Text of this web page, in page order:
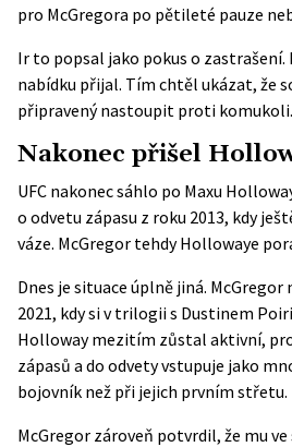
pro McGregora po pětileté pauze
Ir to popsal jako pokus o zastrašení.
nabídku přijal. Tím chtěl ukázat, že
připravený nastoupit proti komukoli.
Nakonec přišel
UFC nakonec sáhlo po Maxu
o odvetu zápasu z roku 2013, kdy
váze. McGregor tehdy Hollowaye
Dnes je situace úplně jiná. McGregor
2021, kdy si v trilogii s Dustinem
Holloway mezitím zůstal aktivní,
zápasů a do odvety vstupuje jako
bojovník než při jejich prvním střetu.
McGregor zároveň potvrdil, že mu ve